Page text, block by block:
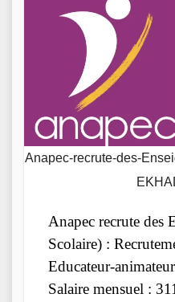
Anapec-recrute-des-
Anapec recrute des
Scolaire) :
Educateur-
Salaire mensuel :